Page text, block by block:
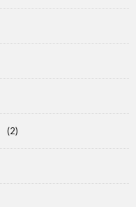
(2)